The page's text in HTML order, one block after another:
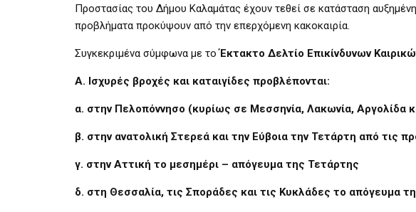
Προστασίας του Δήμου Καλαμάτας έχουν τεθεί σε κατάσταση
προβλήματα προκύψουν από την επερχόμενη κακοκαιρία.
Συγκεκριμένα σύμφωνα με τοΈκτακτο Δελτίο Επικίνδυνων
Α. Ισχυρές βροχές και καταιγίδες προβλέπονται:
α. στην Πελοπόννησο (κυρίως σε Μεσσηνία, Λακωνία, Αργολίδα
β. στην ανατολική Στερεά και την Εύβοια την Τετάρτη από τις
γ. στην Αττική το μεσημέρι – απόγευμα της Τετάρτης
δ. στη Θεσσαλία, τις Σποράδες και τις Κυκλάδες το απόγευμα